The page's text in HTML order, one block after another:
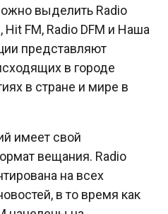
выделить Radio
Hit FM, Radio DFM и Наша
представляют
в городе
в стране и мире в
имеет свой
вещания. Radio
на всех
в то время как